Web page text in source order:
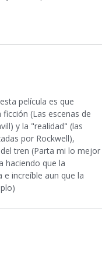
película es que
(Las escenas de
y la "realidad" (las
por Rockwell),
tren (Parta mi lo mejor
haciendo que la
increíble aun que la